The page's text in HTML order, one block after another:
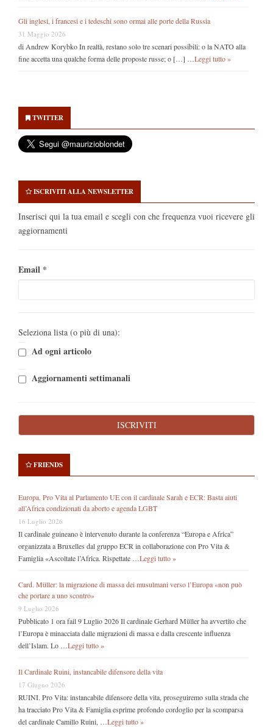
Gli inglesi, i francesi e i tedeschi sono ormai alle porte della Russia
31 Maggio 2026
di Andrew Korybko In realtà, restano solo tre scenari possibili: o la NATO alla
fine accetta una qualche forma delle proposte russe; o […] … Leggi tutto »
Sidebar
TWITTER
ISCRIVITI ALLA NEWSLETTER
Inserisci qui la tua email e scegli con che frequenza vuoi ricevere gli
aggiornamenti
Email *
Seleziona lista (o più di una):
Ad ogni articolo
Aggiornamenti settimanali
FRIENDS
Europa. Pro Vita al Parlamento UE con il cardinale Sarah e ECR: Basta aiuti
all’Africa condizionati da aborto e agenda LGBT
16 Luglio 2026
Il cardinale guineano è intervenuto durante la conferenza “Europa e Africa”
organizzata a Bruxelles dal gruppo ECR in collaborazione con Pro Vita &
Famiglia «Ascoltate l’Africa. Rispettate … Leggi tutto »
Card. Müller: la migrazione di massa dei musulmani verso l’Europa «non può
che portare a uno scontro»
9 Luglio 2026
Pubblicato 1 ora fail 9 Luglio 2026 Il cardinale Gerhard Müller ha avvertito che
l’Europa è minacciata dalle migrazioni di massa e dalla crescente influenza
dell’Islam. Lo … Leggi tutto »
Il Cardinale Ruini, instancabile difensore della vita
17 Giugno 2026
RUINI. Pro Vita: instancabile difensore della vita, proseguiremo sulla strada che
ha tracciato Pro Vita & Famiglia esprime profondo cordoglio per la scomparsa
del cardinale Camillo Ruini, … Leggi tutto »